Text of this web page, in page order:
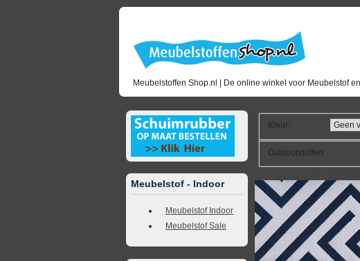
Meubelstoffen Shop.nl | De online winkel voor Meubelstof
Meubelstof - Indoor
Meubelstof Indoor
Meubelstof Sale
Kleur:
Outdoorstoffen: